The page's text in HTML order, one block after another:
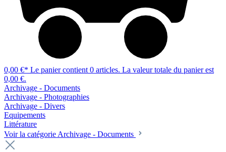
0,00 €* Le panier contient 0 articles. La valeur totale du panier est
0,00 €.
Archivage - Documents
Archivage - Photographies
Archivage - Divers
Equipements
Littérature
Voir la catégorie Archivage - Documents